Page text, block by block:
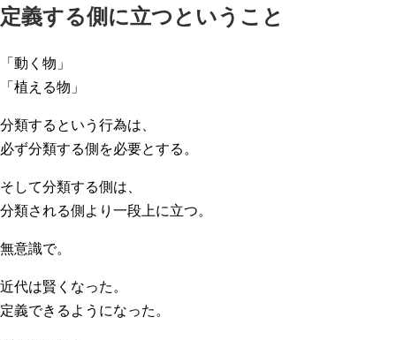
定義する側に立つということ
「動く物」
「植える物」
分類するという行為は、
必ず分類する側を必要とする。
そして分類する側は、
分類される側より一段上に立つ。
無意識で。
近代は賢くなった。
定義できるようになった。